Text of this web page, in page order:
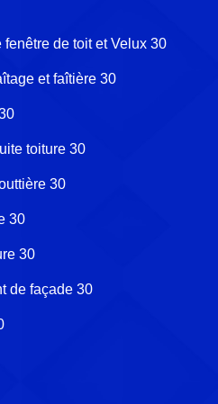
de toit et Velux 30
et faîtière 30
toiture 30
30
30
30
de façade 30